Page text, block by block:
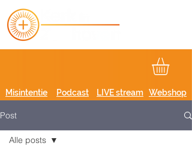
Podcast
Misintentie LIVE stream Webshop
Post
Alle posts